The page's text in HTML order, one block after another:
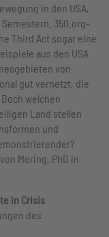
in den USA,
350.org-
Third Act sogar eine
aus den USA
von
gut vernetzt, die
welchen
Land stellen
und
Mering, PhD in
in Crisis
des